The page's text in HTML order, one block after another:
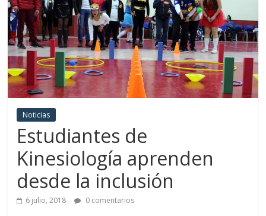
Noticias
Estudiantes de
Kinesiología aprenden
desde la inclusión
6 julio, 2018 0 comentarios